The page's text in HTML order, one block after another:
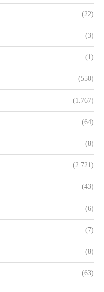
(22)
(3)
(1)
(550)
(1.767)
(64)
(8)
(2.721)
(43)
(6)
(7)
(8)
(63)